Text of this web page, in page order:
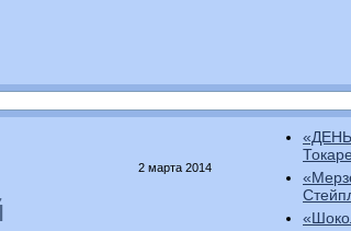
2 марта 2014